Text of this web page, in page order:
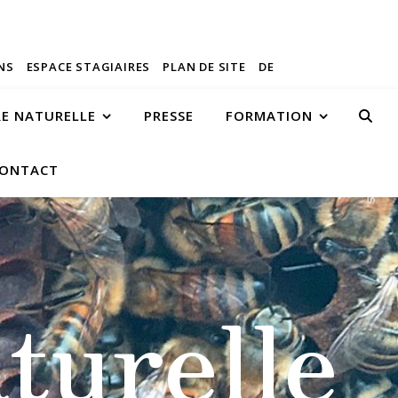
ESPACE STAGIAIRES PLAN DE SITE DE
NATURELLE PRESSE FORMATION